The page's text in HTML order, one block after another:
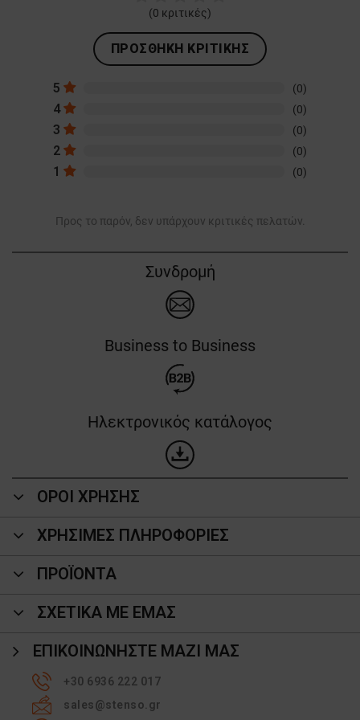
(0 κριτικές)
ΠΡΟΣΘΉΚΗ ΚΡΙΤΙΚΉΣ
5 (0)
4 (0)
3 (0)
2 (0)
1 (0)
Προς το παρόν, δεν υπάρχουν κριτικές πελατών.
Συνδρομή
Business to Business
Ηλεκτρονικός κατάλογος
ΟΡΟΙ ΧΡΗΣΗΣ
ΧΡΗΣΙΜΕΣ ΠΛΗΡΟΦΟΡΙΕΣ
ΠΡΟΪΌΝΤΑ
ΣΧΕΤΙΚΑ ΜΕ ΕΜΑΣ
ΕΠΙΚΟΙΝΩΝΉΣΤΕ ΜΑΖΊ ΜΑΣ
+30 6936 222 017
sales@stenso.gr